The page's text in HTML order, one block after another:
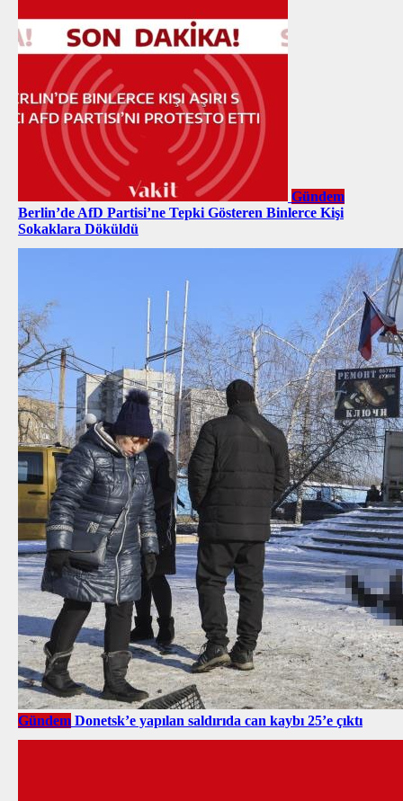
Gündem
Berlin’de AfD Partisi’ne Tepki Gösteren Binlerce Kişi
Sokaklara Döküldü
Gündem Donetsk’e yapılan saldırıda can kaybı 25’e çıktı